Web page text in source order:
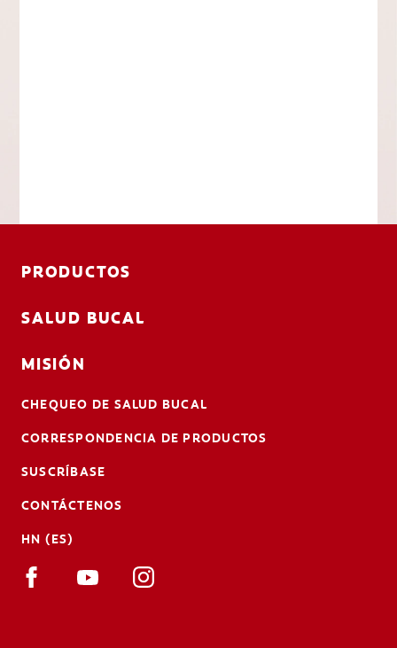
PRODUCTOS
SALUD BUCAL
MISIÓN
CHEQUEO DE SALUD BUCAL
CORRESPONDENCIA DE PRODUCTOS
SUSCRÍBASE
CONTÁCTENOS
HN (ES)